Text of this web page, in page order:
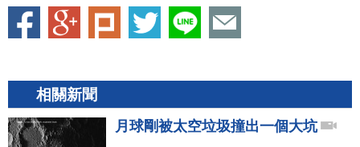
相關新聞
月球剛被太空垃圾撞出一個大坑